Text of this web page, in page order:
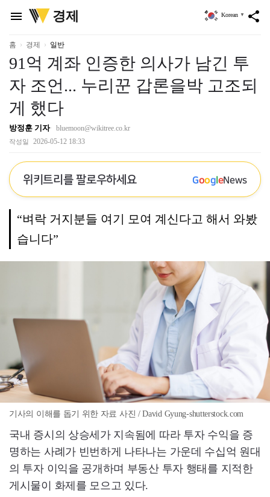
menu
위
키
리
경제 share
Korean ▼
홈 경제 일반
91억 계좌 인증한 의사가 남긴 투
자 조언... 누리꾼 갑론을박 고조되
게 했다
방정훈 기자 bluemoon@wikitree.co.kr
작성일 2026-05-12 18:33
위키트리를 팔로우하세요 GoogleNews
“벼락 거지분들 여기 모여 계신다고 해서 와봤
습니다”
기사의 이해를 돕기 위한 자료 사진 / David Gyung-shutterstock.com
국내 증시의 상승세가 지속됨에 따라 투자 수익을 증
명하는 사례가 빈번하게 나타나는 가운데 수십억 원대
의 투자 이익을 공개하며 부동산 투자 행태를 지적한
게시물이 화제를 모으고 있다.